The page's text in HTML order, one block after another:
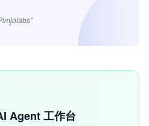
Agent 工作台